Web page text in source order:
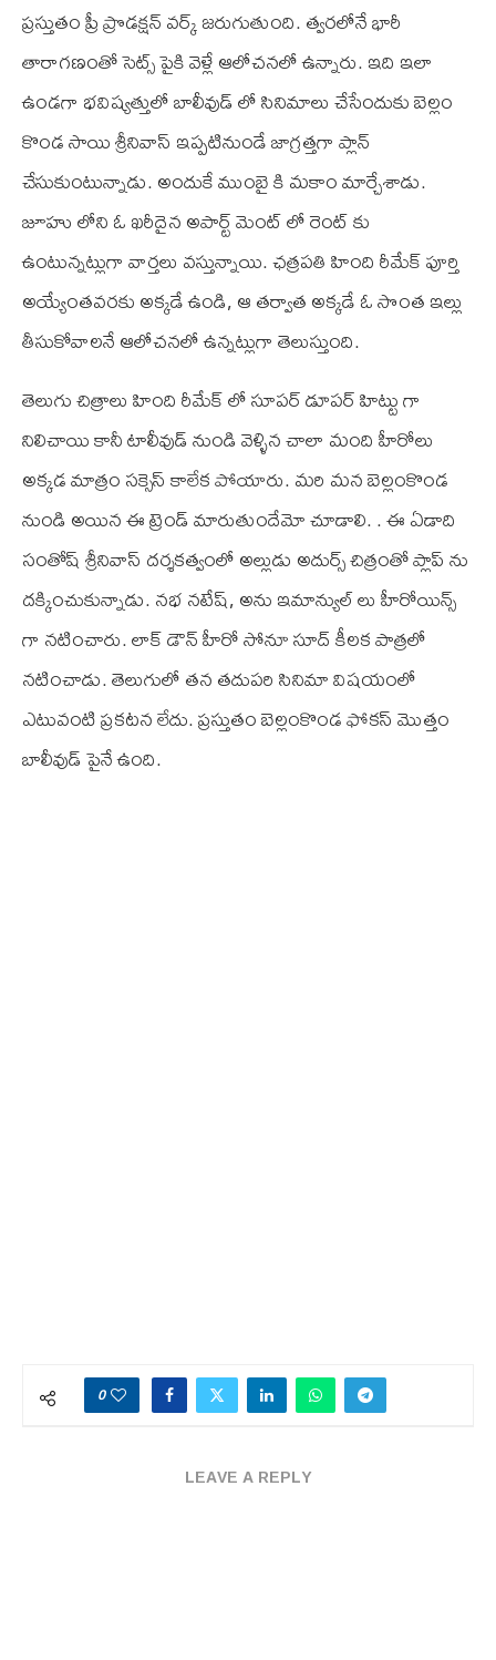
ప్రస్తుతం ప్రీ ప్రొడక్షన్ వర్క్ జరుగుతుంది. త్వరలోనే భారీ
తారాగణంతో సెట్స్ పైకి వెళ్లే ఆలోచనలో ఉన్నారు. ఇది ఇలా
ఉండగా భవిష్యత్తులో బాలీవుడ్ లో సినిమాలు చేసేందుకు బెల్లం
కొండ సాయి శ్రీనివాస్ ఇప్పటినుండే జాగ్రత్తగా ప్లాన్
చేసుకుంటున్నాడు. అందుకే ముంబై కి మకాం మార్చేశాడు.
జూహు లోని ఓ ఖరీదైన అపార్ట్ మెంట్ లో రెంట్ కు
ఉంటున్నట్లుగా వార్తలు వస్తున్నాయి. ఛత్రపతి హింది రీమేక్ పూర్తి
అయ్యేంతవరకు అక్కడే ఉండి, ఆ తర్వాత అక్కడే ఓ సొంత ఇల్లు
తీసుకోవాలనే ఆలోచనలో ఉన్నట్లుగా తెలుస్తుంది.
తెలుగు చిత్రాలు హింది రీమేక్ లో సూపర్ డూపర్ హిట్టు గా
నిలిచాయి కానీ టాలీవుడ్ నుండి వెళ్ళిన చాలా మంది హీరోలు
అక్కడ మాత్రం సక్సెస్ కాలేక పోయారు. మరి మన బెల్లంకొండ
నుండి అయిన ఈ ట్రెండ్ మారుతుందేమో చూడాలి. . ఈ ఏడాది
సంతోష్ శ్రీనివాస్ దర్శకత్వంలో అల్లుడు అదుర్స్ చిత్రంతో ప్లాప్ ను
దక్కించుకున్నాడు. నభ నటేష్, అను ఇమాన్యుల్ లు హీరోయిన్స్
గా నటించారు. లాక్ డౌన్ హీరో సోనూ సూద్ కీలక పాత్రలో
నటించాడు. తెలుగులో తన తదుపరి సినిమా విషయంలో
ఎటువంటి ప్రకటన లేదు. ప్రస్తుతం బెల్లంకొండ ఫోకస్ మొత్తం
బాలీవుడ్ పైనే ఉంది.
0
LEAVE A REPLY